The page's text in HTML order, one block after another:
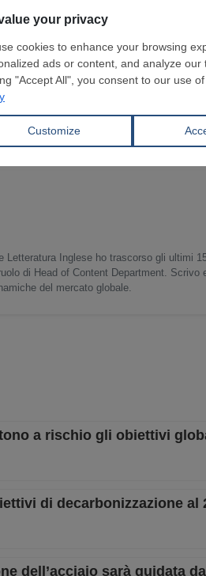
di ghisa attualmente in fase
mondiale di
operativa nel Paese
alimenta le preoccupazioni
Letteratura Inglese ho trascorso gli ultimi
di Head of Content Department.
del mercato globale.
a rischio gli obiettivi
di decarbonizzazione al
dell’acciaio sarà guidata